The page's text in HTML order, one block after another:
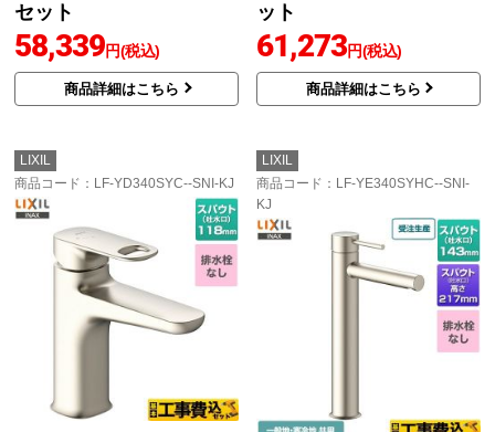
セット
58,339円(税込)
商品詳細はこちら
ット
61,273円(税込)
商品詳細はこちら
LIXIL
商品コード ：LF-YD340SYC--SNI-KJ
LIXIL
商品コード ：LF-YE340SYHC--SNI-
KJ